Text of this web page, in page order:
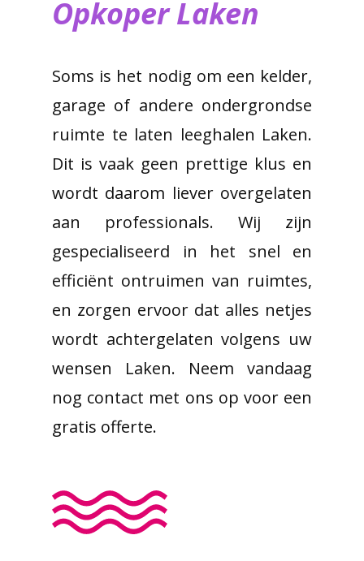
Opkoper Laken
Soms is het nodig om een kelder,
garage of andere ondergrondse
ruimte te laten leeghalen Laken.
Dit is vaak geen prettige klus en
wordt daarom liever overgelaten
aan professionals. Wij zijn
gespecialiseerd in het snel en
efficiënt ontruimen van ruimtes,
en zorgen ervoor dat alles netjes
wordt achtergelaten volgens uw
wensen Laken. Neem vandaag
nog contact met ons op voor een
gratis offerte.